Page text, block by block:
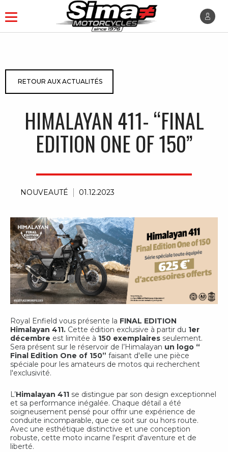
RETOUR AUX ACTUALITÉS
HIMALAYAN 411- “FINAL
EDITION ONE OF 150”
NOUVEAUTÉ 01.12.2023
Royal Enfield vous présente la FINAL EDITION
Himalayan 411. Cette édition exclusive à partir du 1er
décembre est limitée à 150 exemplaires seulement.
Sera présent sur le réservoir de l’Himalayan un logo “
Final Edition One of 150” faisant d'elle une pièce
spéciale pour les amateurs de motos qui recherchent
l'exclusivité.
L’Himalayan 411 se distingue par son design exceptionnel
et sa performance inégalée. Chaque détail a été
soigneusement pensé pour offrir une expérience de
conduite incomparable, que ce soit sur ou hors route.
Avec une esthétique distinctive et une conception
robuste, cette moto incarne l'esprit d'aventure et de
liberté.